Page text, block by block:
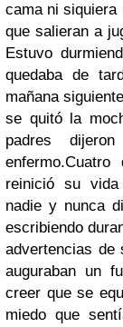
cama ni siquiera
que salieran a
Estuvo
quedaba de
mañana
se quitó la
padres
enfermo.Cuatro
reinició su vida
nadie y nunca
escribiendo
advertencias de
auguraban un
creer que se
miedo que